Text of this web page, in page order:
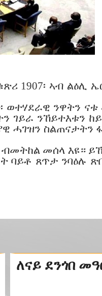
1907፡ ኣብ ልዕሊ
ወተሃደራዊ ንዋትን
ገይራ ንኸይተእቱን
ሓገዝን ስልጠናታትን
መሰላ እዩ።
ባይቶ ጸጥታ ንባዕሉ
ለናይ ደንጎበ